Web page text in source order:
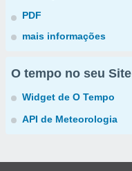
PDF
mais informações
O tempo no seu Site
Widget de O Tempo
API de Meteorologia